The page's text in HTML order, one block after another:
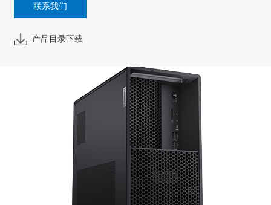
联系我们
产品目录下载